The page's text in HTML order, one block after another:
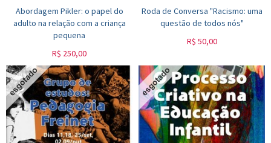
Abordagem Pikler: o papel do
adulto na relação com a criança
pequena
R$ 250,00
Roda de Conversa "Racismo: uma
questão de todos nós"
R$ 50,00